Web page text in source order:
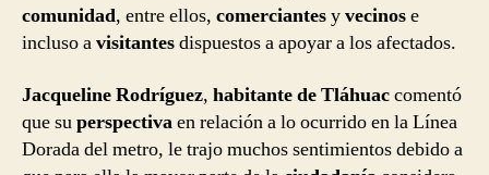
comunidad, entre ellos, comerciantesyvecinose
incluso avisitantesdispuestos a apoyar a los afectados.
Jacqueline Rodríguez, habitante de Tláhuaccomentó
que superspectivaen relación a lo ocurrido en la Línea
Dorada del metro, le trajo muchos sentimientos debido a